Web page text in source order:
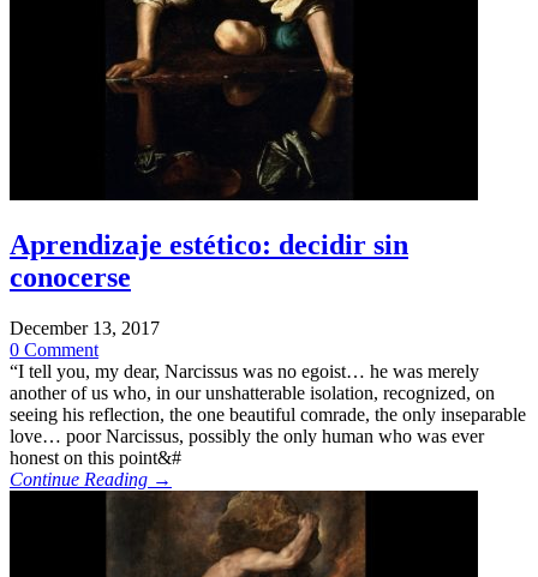
Aprendizaje estético: decidir sin
conocerse
December 13, 2017
0 Comment
“I tell you, my dear, Narcissus was no egoist… he was merely
another of us who, in our unshatterable isolation, recognized, on
seeing his reflection, the one beautiful comrade, the only inseparable
love… poor Narcissus, possibly the only human who was ever
honest on this point&#
Continue Reading →